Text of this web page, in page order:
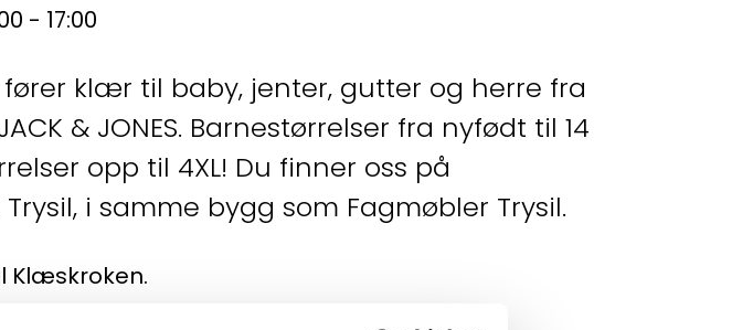
- 17:00
klær til baby, jenter, gutter og herre fra
& JONES. Barnestørrelser fra nyfødt til 14
opp til 4XL! Du finner oss på
i samme bygg som Fagmøbler Trysil.
Klæskroken.